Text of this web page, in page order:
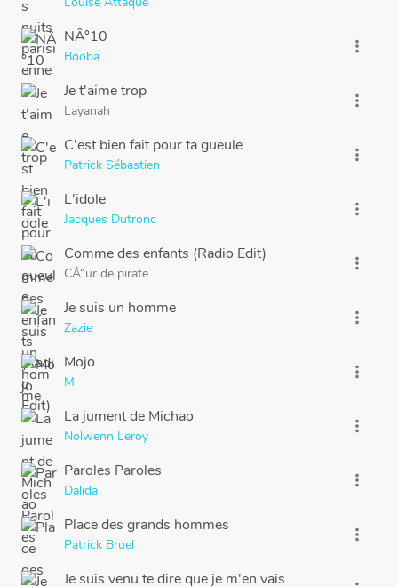
NÂ°10
Booba
more_vert
Je t'aime trop
Layanah
more_vert
C'est bien fait pour ta gueule
Patrick Sébastien
more_vert
L'idole
Jacques Dutronc
more_vert
Comme des enfants (Radio Edit)
CÅ“ur de pirate
more_vert
Je suis un homme
Zazie
more_vert
Mojo
M
more_vert
La jument de Michao
Nolwenn Leroy
more_vert
Paroles Paroles
Dalida
more_vert
Place des grands hommes
Patrick Bruel
more_vert
Je suis venu te dire que je m'en vais